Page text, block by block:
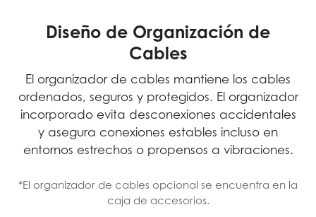
Diseño de Organización de
Cables
El organizador de cables mantiene los cables
ordenados, seguros y protegidos. El organizador
incorporado evita desconexiones accidentales
y asegura conexiones estables incluso en
entornos estrechos o propensos a vibraciones.
*El organizador de cables opcional se encuentra en la
caja de accesorios.